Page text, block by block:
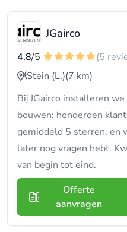
JGairco
4.8/5
(5
Stein (L.)(7 km)
Bij JGairco installeren
bouwen: honderden
gemiddeld 5 sterren, en
later nog vragen hebt.
van begin tot eind.
Offerte
aanvragen